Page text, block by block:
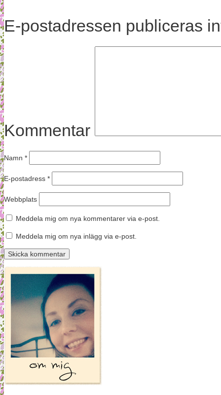
E-postadressen publiceras
Kommentar
Namn *
E-postadress *
Webbplats
Meddela mig om nya kommentarer via e-post.
Meddela mig om nya inlägg via e-post.